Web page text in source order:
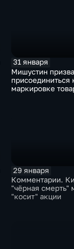
31 января
Мишустин
присоединиться
маркировке
29 января
Комментарии.
"чёрная смерть"
"косит" акции